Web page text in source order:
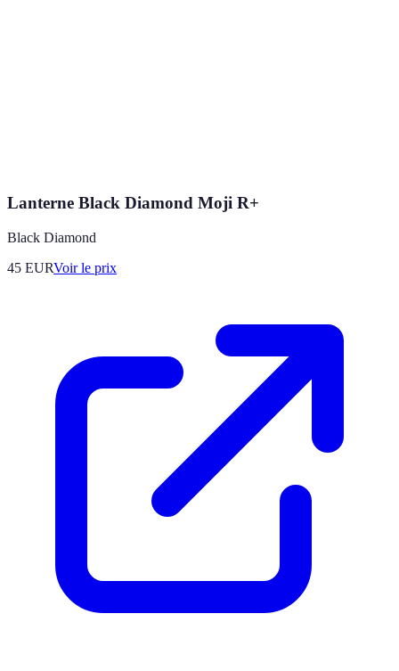
Lanterne Black Diamond Moji R+
Black Diamond
45 EURVoir le prix